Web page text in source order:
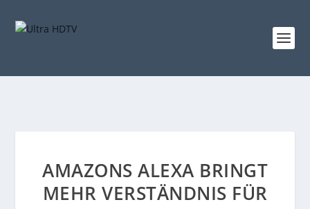
AMAZONS ALEXA BRINGT
MEHR VERSTÄNDNIS FÜR